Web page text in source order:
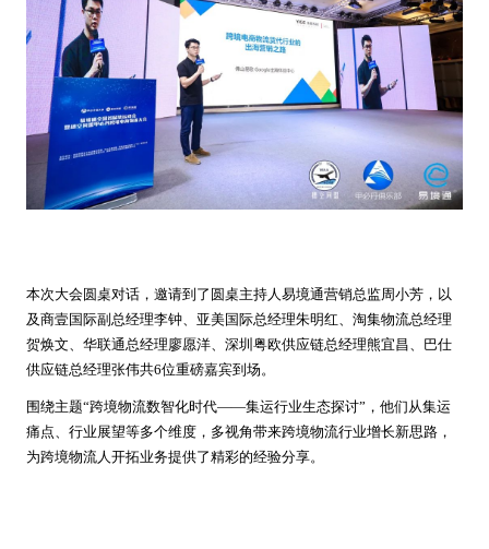
本次大会圆桌对话，邀请到了圆桌主持人易境通营销总监周小芳，以
及商壹国际副总经理李钟、亚美国际总经理朱明红、淘集物流总经理
贺焕文、华联通总经理廖愿洋、深圳粤欧供应链总经理熊宜昌、巴仕
供应链总经理张伟共6位重磅嘉宾到场。
围绕主题“跨境物流数智化时代——集运行业生态探讨”，他们从集运
痛点、行业展望等多个维度，多视角带来跨境物流行业增长新思路，
为跨境物流人开拓业务提供了精彩的经验分享。